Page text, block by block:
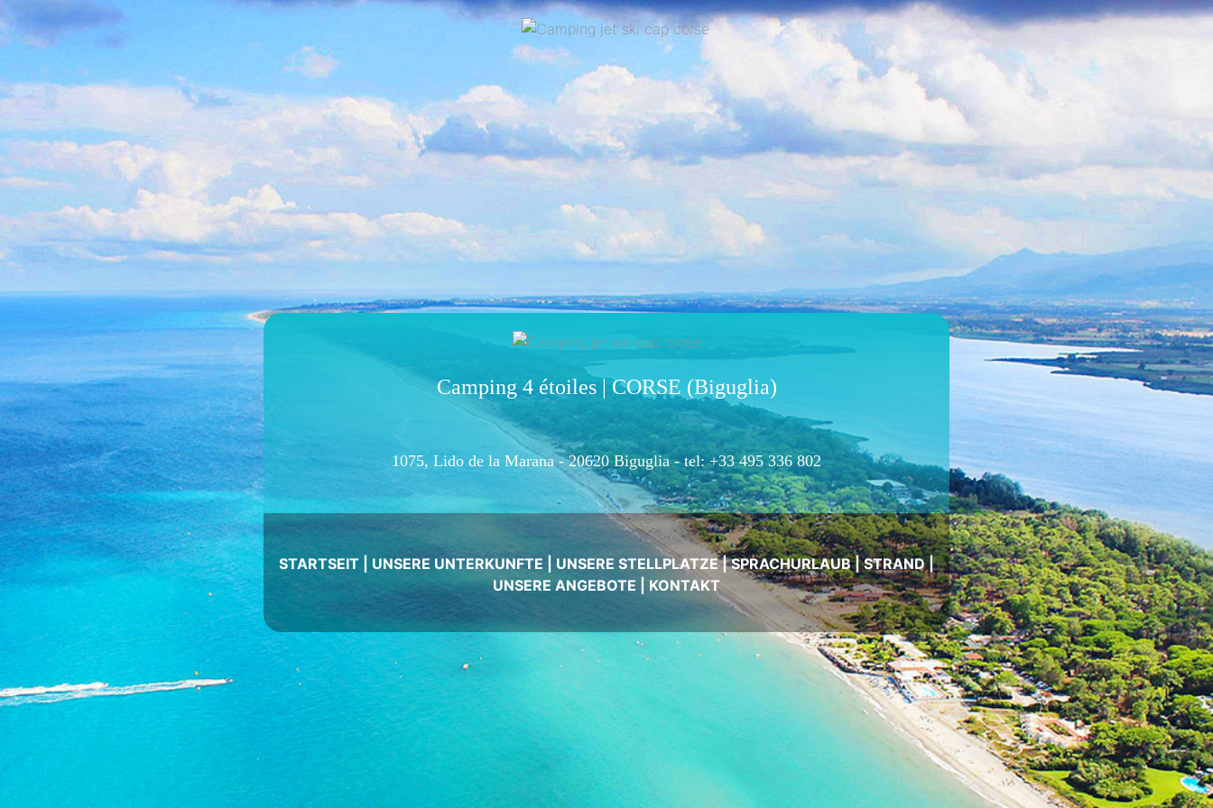
Camping 4 étoiles | CORSE (Biguglia)
1075, Lido de la Marana - 20620 Biguglia -tel: +33 495 336 802
STARTSEIT| UNSERE UNTERKUNFTE | UNSERE STELLPLATZE|SPRACHURLAUB|STRAND|
UNSERE ANGEBOTE
KONTAKT